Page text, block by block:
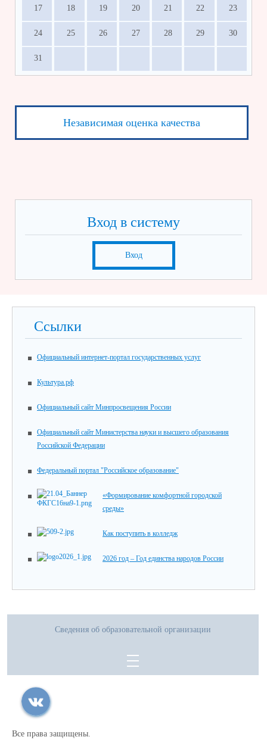
17 18 19 20 21 22 23
24 25 26 27 28 29 30
31
Независимая оценка качества
Вход в систему
Вход
Ссылки
Официальный интернет-портал государственных услуг
Культура.рф
Официальный сайт Минпросвещения России
Официальный сайт Министерства науки и высшего образования
Российской Федерации
Федеральный портал "Российское образование"
«Формирование комфортной городской
среды»
Как поступить в колледж
2026 год – Год единства народов России
Сведения об образовательной организации
Все права защищены.